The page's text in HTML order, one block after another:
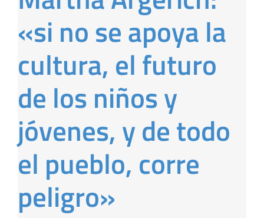
Hormigas…
… y Cigarras
«si no se apoya la
cultura, el futuro
de los niños y
jóvenes, y de todo
el pueblo, corre
peligro»